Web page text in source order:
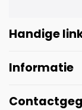
Handige
Informatie